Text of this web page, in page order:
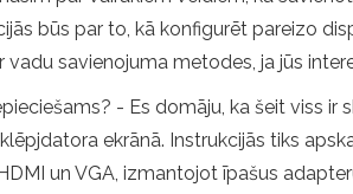
būs par to, kā konfigurēt pareizo
vadu savienojuma metodes, ja jūs
- Es domāju, ka šeit viss ir
ekrānā. Instrukcijās tiks
un VGA, izmantojot īpašus